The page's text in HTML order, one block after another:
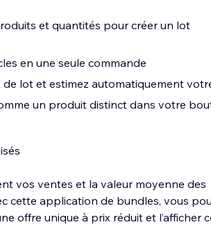
et quantités pour créer un lot
en une seule commande
de lot et estimez automatiquement
un produit distinct dans votre
vos ventes et la valeur moyenne des
cette application de bundles, vous
offre unique à prix réduit et l’afficher